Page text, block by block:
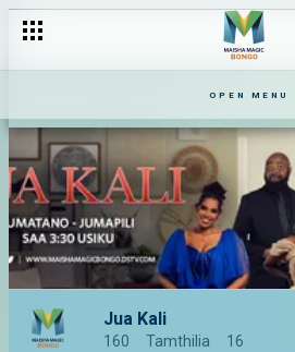
OPEN MENU
Jua Kali
160 Tamthilia 16